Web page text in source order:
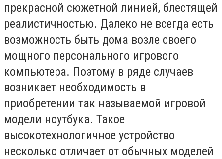
прекрасной сюжетной линией, блестящей
реалистичностью. Далеко не всегда есть
возможность быть дома возле своего
мощного персонального игрового
компьютера. Поэтому в ряде случаев
возникает необходимость в
приобретении так называемой игровой
модели ноутбука. Такое
высокотехнологичное устройство
несколько отличает от обычных моделей